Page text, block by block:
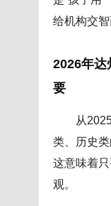
给机构交智
2026年达
要
从
类、历史
这意味着
观。